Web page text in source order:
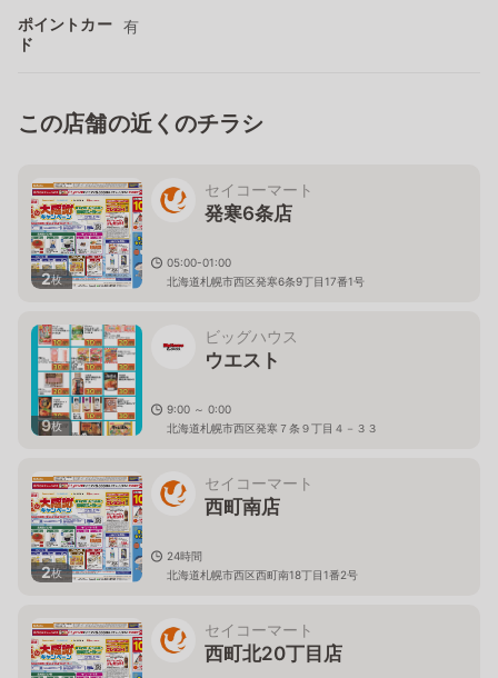
ポイントカー
ド
有
この店舗の近くのチラシ
2枚
セイコーマート
発寒6条店
05:00-01:00
北海道札幌市西区発寒6条9丁目17番1号
9枚
ビッグハウス
ウエスト
9:00 ～ 0:00
北海道札幌市西区発寒７条９丁目４－３３
2枚
セイコーマート
西町南店
24時間
北海道札幌市西区西町南18丁目1番2号
セイコーマート
西町北20丁目店